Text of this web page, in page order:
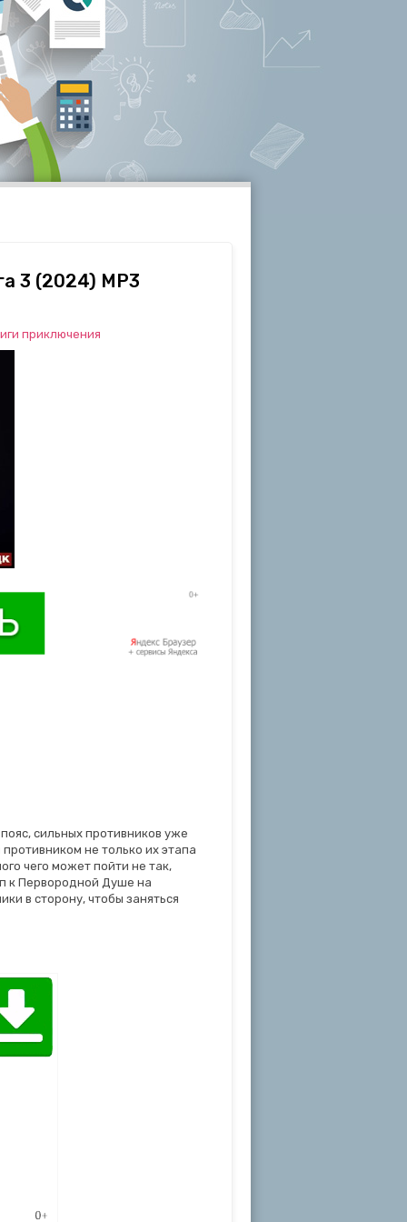
3 (2024) МР3
приключения
сильных противников уже
не только их этапа
чего может пойти не так,
к Первородной Душе на
в сторону, чтобы заняться